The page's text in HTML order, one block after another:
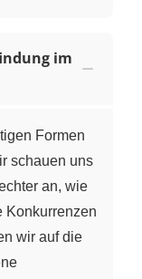
im
Formen
schauen uns
an, wie
Konkurrenzen
wir auf die